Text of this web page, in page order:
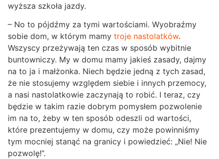
wyższa szkoła jazdy.
– No to pójdźmy za tymi wartościami. Wyobraźmy
sobie dom, w którym mamy troje nastolatków.
Wszyscy przeżywają ten czas w sposób wybitnie
buntowniczy. My w domu mamy jakieś zasady, dajmy
na to ja i małżonka. Niech będzie jedną z tych zasad,
że nie stosujemy względem siebie i innych przemocy,
a nasi nastolatkowie zaczynają to robić. I teraz, czy
będzie w takim razie dobrym pomysłem pozwolenie
im na to, żeby w ten sposób odeszli od wartości,
które prezentujemy w domu, czy może powinniśmy
tym mocniej stanąć na granicy i powiedzieć: „Nie! Nie
pozwolę!”.